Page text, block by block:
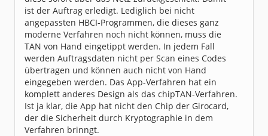
ist der Auftrag erledigt. Lediglich bei nicht
angepassten HBCI-Programmen, die dieses ganz
moderne Verfahren noch nicht können, muss die
TAN von Hand eingetippt werden. In jedem Fall
werden Auftragsdaten nicht per Scan eines Codes
übertragen und können auch nicht von Hand
eingegeben werden. Das App-Verfahren hat ein
komplett anderes Design als das chipTAN-Verfahren.
Ist ja klar, die App hat nicht den Chip der Girocard,
der die Sicherheit durch Kryptographie in dem
Verfahren brinngt.